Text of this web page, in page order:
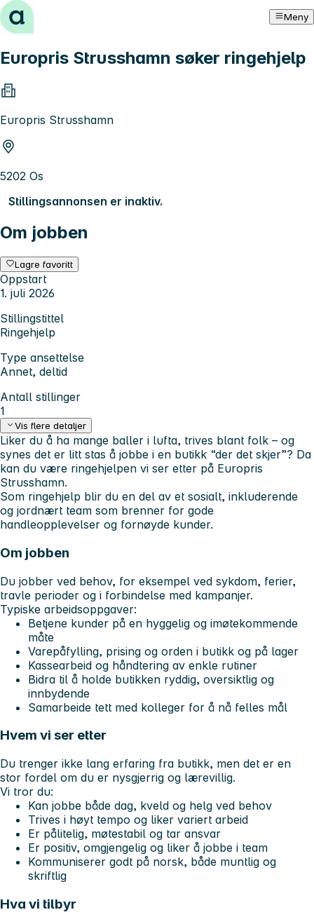
Hopp til innhold Meny
Europris Strusshamn søker ringehjelp
Europris Strusshamn
5202 Os
Stillingsannonsen er inaktiv.
Om jobben
Lagre favoritt
Oppstart
1. juli 2026
Stillingstittel
Ringehjelp
Type ansettelse
Annet, deltid
Antall stillinger
1
Vis flere detaljer
Liker du å ha mange baller i lufta, trives blant folk – og
synes det er litt stas å jobbe i en butikk “der det skjer”? Da
kan du være ringehjelpen vi ser etter på Europris
Strusshamn.
Som ringehjelp blir du en del av et sosialt, inkluderende
og jordnært team som brenner for gode
handleopplevelser og fornøyde kunder.
Om jobben
Du jobber ved behov, for eksempel ved sykdom, ferier,
travle perioder og i forbindelse med kampanjer.
Typiske arbeidsoppgaver:
Betjene kunder på en hyggelig og imøtekommende
måte
Varepåfylling, prising og orden i butikk og på lager
Kassearbeid og håndtering av enkle rutiner
Bidra til å holde butikken ryddig, oversiktlig og
innbydende
Samarbeide tett med kolleger for å nå felles mål
Hvem vi ser etter
Du trenger ikke lang erfaring fra butikk, men det er en
stor fordel om du er nysgjerrig og lærevillig.
Vi tror du:
Kan jobbe både dag, kveld og helg ved behov
Trives i høyt tempo og liker variert arbeid
Er pålitelig, møtestabil og tar ansvar
Er positiv, omgjengelig og liker å jobbe i team
Kommuniserer godt på norsk, både muntlig og
skriftlig
Hva vi tilbyr